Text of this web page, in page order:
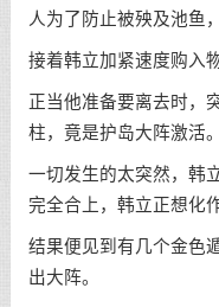
人为了防止被殃及池鱼
接着韩立加紧速度购入
正当他准备要离去时，
柱，竟是护岛大阵激活。
一切发生的太突然，韩
完全合上，韩立正想化
结果便见到有几个金色
出大阵。